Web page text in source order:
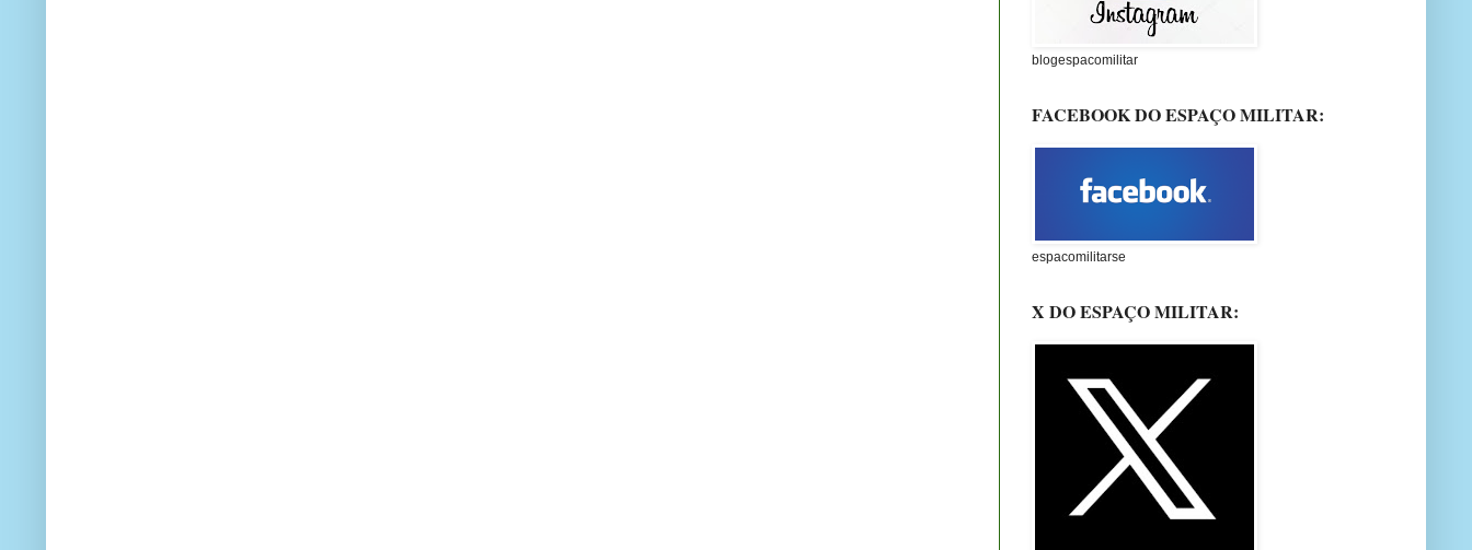
blogespacomilitar
FACEBOOK DO ESPAÇO MILITAR:
espacomilitarse
X DO ESPAÇO MILITAR: